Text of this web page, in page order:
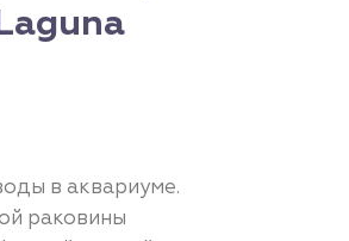
в аквариуме.
раковины